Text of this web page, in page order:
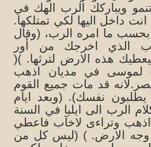
ويباركك الرب الهك في
داخل اليها لكي تمتلكها.
ما امره الرب، (وقال
الذي اخرجك من أور
ليعطيك هذه الارض لترثها. )(
لموسى في مديان اذهب
قد مات جميع القوم
يطلبون نفسك). (وبعد ايام
الرب الى ايليا في السنة
اذهب وتراءى لاخآب فاعطي
الارض. ) (ليس كل من